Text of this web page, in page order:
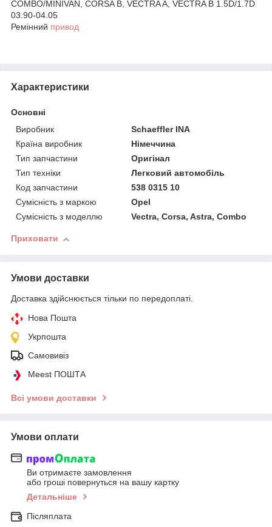
COMBO/MINIVAN, CORSA B, VECTRA A, VECTRA B 1.5D/1.7D
03.90-04.05
Ремінний привод
Характеристики
Основні
Виробник
Schaeffler INA
Країна виробник
Німеччина
Тип запчастини
Оригінал
Тип техніки
Легковий автомобіль
Код запчастини
538 0315 10
Сумісність з маркою
Opel
Сумісність з моделлю
Vectra, Corsa, Astra, Combo
Приховати
Умови доставки
Доставка здійснюється тільки по передоплаті.
Нова Пошта
Укрпошта
Самовивіз
Meest ПОШТА
Всі умови доставки
Умови оплати
Ви отримаєте замовлення
або гроші повернуться на вашу картку
Детальніше
Післяплата